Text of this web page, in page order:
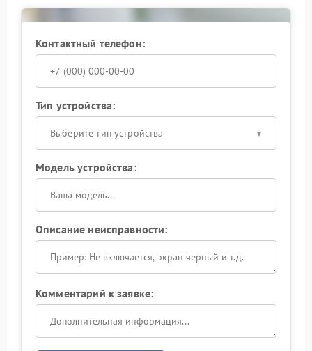
сервисный центр позволит избежать
дополнительных поломок и вернуть вашему ноуту
полноценную функциональность микрофона.
Контактный телефон:
Тип устройства:
Выберите тип устройства
Модель устройства:
Описание неисправности:
Комментарий к заявке: